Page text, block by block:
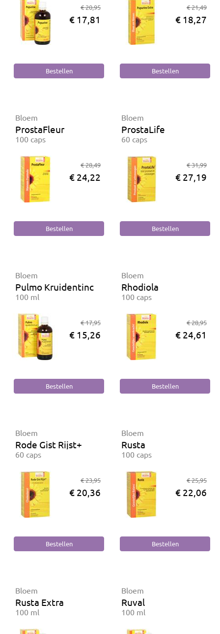
€ 20,95
€ 17,81
€ 21,49
€ 18,27
Bloem
ProstaFleur
100 caps
€ 28,49
€ 24,22
Bloem
ProstaLife
60 caps
€ 31,99
€ 27,19
Bloem
Pulmo Kruidentinctuur
100 ml
€ 17,95
€ 15,26
Bloem
Rhodiola
100 caps
€ 28,95
€ 24,61
Bloem
Rode Gist Rijst+
60 caps
€ 23,95
€ 20,36
Bloem
Rusta
100 caps
€ 25,95
€ 22,06
Bloem
Rusta Extra
100 ml
Bloem
Ruval
100 ml